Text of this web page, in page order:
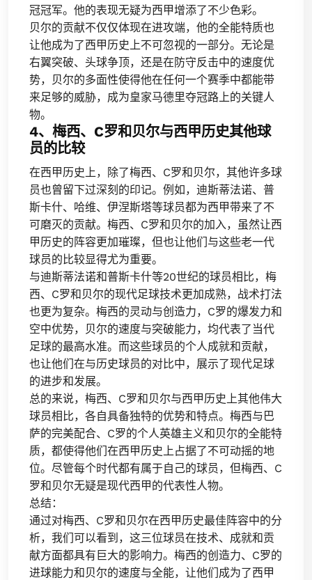
冠冠军。他的表现无疑为西甲增添了不少色彩。
贝尔的贡献不仅仅体现在进攻端，他的全能特质也
让他成为了西甲历史上不可忽视的一部分。无论是
右翼突破、头球争顶，还是在防守反击中的速度优
势，贝尔的多面性使得他在任何一个赛季中都能带
来足够的威胁，成为皇家马德里夺冠路上的关键人
物。
4、梅西、C罗和贝尔与西甲历史其他球
员的比较
在西甲历史上，除了梅西、C罗和贝尔，其他许多球
员也曾留下过深刻的印记。例如，迪斯蒂法诺、普
斯卡什、哈维、伊涅斯塔等球员都为西甲带来了不
可磨灭的贡献。梅西、C罗和贝尔的加入，虽然让西
甲历史的阵容更加璀璨，但也让他们与这些老一代
球员的比较显得尤为重要。
与迪斯蒂法诺和普斯卡什等20世纪的球员相比，梅
西、C罗和贝尔的现代足球技术更加成熟，战术打法
也更为复杂。梅西的灵动与创造力，C罗的爆发力和
空中优势，贝尔的速度与突破能力，均代表了当代
足球的最高水准。而这些球员的个人成就和贡献，
也让他们在与历史球员的对比中，展示了现代足球
的进步和发展。
总的来说，梅西、C罗和贝尔与西甲历史上其他伟大
球员相比，各自具备独特的优势和特点。梅西与巴
萨的完美配合、C罗的个人英雄主义和贝尔的全能特
质，都使得他们在西甲历史上占据了不可动摇的地
位。尽管每个时代都有属于自己的球员，但梅西、C
罗和贝尔无疑是现代西甲的代表性人物。
总结：
通过对梅西、C罗和贝尔在西甲历史最佳阵容中的分
析，我们可以看到，这三位球员在技术、成就和贡
献方面都具有巨大的影响力。梅西的创造力、C罗的
进球能力和贝尔的速度与全能，让他们成为了西甲